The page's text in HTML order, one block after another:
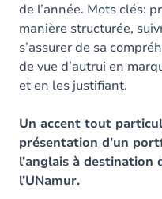
de l’année. Mots clés:
manière structurée,
s’assurer de sa
de vue d’autrui en
et en les justifiant.
Un accent tout
présentation d’un
l’anglais à destination
l’UNamur.